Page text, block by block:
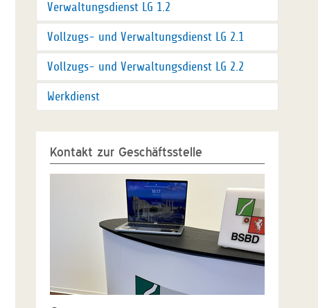
Verwaltungsdienst LG 1.2
Vollzugs- und Verwaltungsdienst LG 2.1
Vollzugs- und Verwaltungsdienst LG 2.2
Werkdienst
Kontakt zur Geschäftsstelle